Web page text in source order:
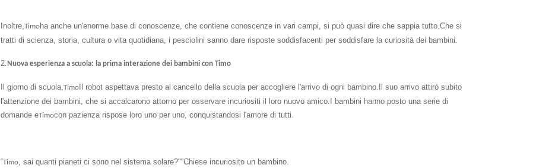
Inoltre,Timoha anche un'enorme base di conoscenze, che contiene conoscenze in vari campi, si può quasi dire che sappia tutto.Che si
tratti di scienza, storia, cultura o vita quotidiana, i pesciolini sanno dare risposte soddisfacenti per soddisfare la curiosità dei bambini.
2. Nuova esperienza a scuola: la prima interazione dei bambini con Timo
Il giorno di scuola,Timo Il robot aspettava presto al cancello della scuola per accogliere l'arrivo di ogni bambino.Il suo arrivo attirò subito
l'attenzione dei bambini, che si accalcarono attorno per osservare incuriositi il ​​loro nuovo amico.I bambini hanno posto una serie di
domande eTimocon pazienza rispose loro uno per uno, conquistandosi l'amore di tutti.
“Timo, sai quanti pianeti ci sono nel sistema solare?"“Chiese incuriosito un bambino.